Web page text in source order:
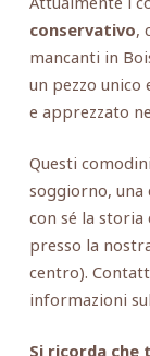
conservativo,
mancanti in
un pezzo
e apprezzato
Questi
soggiorno, una
con sé la storia
presso la
centro).
informazioni
Si ricorda